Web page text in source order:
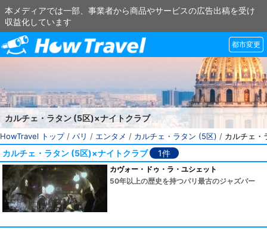
本メディアでは一部、事業者から商品やサービスの広告出稿を受け
収益化しています
都市変更
カルチェ・ラタン (5区)×ナイトクラブ
HowTravel トップ/ パリ / エンタメ / カルチェ・ラタン (5区) / カルチェ・
カルチェ・ラタン (5区)×ナイトクラブ 1件
カヴォー・ドゥ・ラ・ユシェット
50年以上の歴史を持つパリ最古のジャズバー